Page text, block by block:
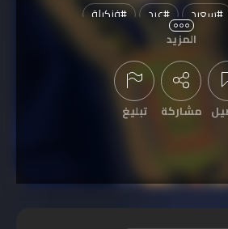
#سعيد #عيد #فنكيلة
#فنكيلي
بتاريخ2018-06-16
مشاهدتها1,883مرة
المزيد
مشاركة تبليغ
عرض التعليقات